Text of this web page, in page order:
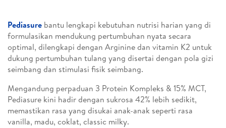
Pediasure bantu lengkapi kebutuhan nutrisi harian yang di
formulasikan mendukung pertumbuhan nyata secara
optimal, dilengkapi dengan Arginine dan vitamin K2 untuk
dukung pertumbuhan tulang yang disertai dengan pola gizi
seimbang dan stimulasi fisik seimbang.
Mengandung perpaduan 3 Protein Kompleks & 15% MCT,
Pediasure kini hadir dengan sukrosa 42% lebih sedikit,
memastikan rasa yang disukai anak-anak seperti rasa
vanilla, madu, coklat, classic milky.